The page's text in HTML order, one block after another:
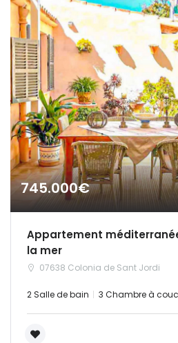
745.000€
Appartement
la mer
07638 Colonia de Sant Jordi
2 Salle de bain 3 Chambre à